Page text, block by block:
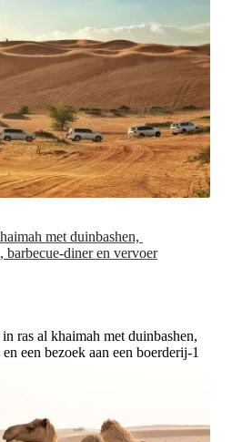
met duinbashen,
barbecue-diner en vervoer
ras al khaimah met duinbashen,
een bezoek aan een boerderij-1